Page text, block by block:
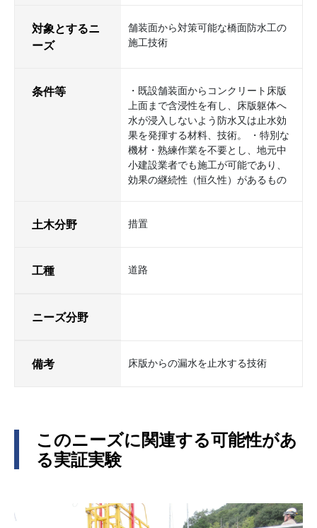
対象とするニ
ーズ
舗装面から対策可能な橋面防水工の
施工技術
条件等
・既設舗装面からコンクリート床版
上面まで含浸性を有し、床版躯体へ
水が浸入しないよう防水又は止水効
果を発揮する材料、技術。 ・特別な
機材・熟練作業を不要とし、地元中
小建設業者でも施工が可能であり、
効果の継続性（恒久性）があるもの
土木分野 措置
工種 道路
ニーズ分野
備考 床版からの漏水を止水する技術
このニーズに関連する可能性があ
る実証実験